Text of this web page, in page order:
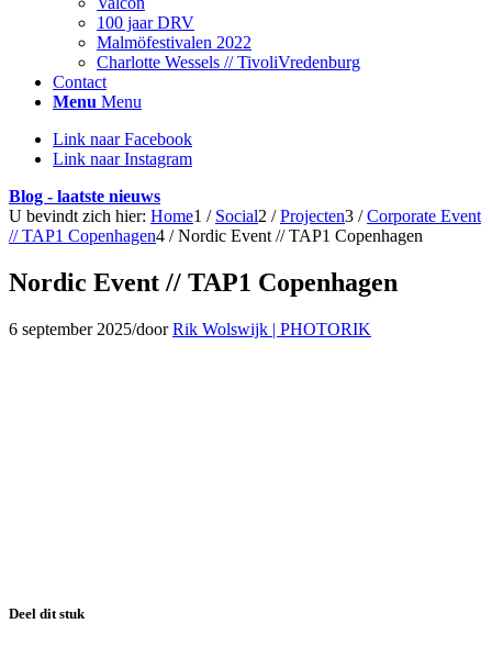
100 jaar DRV
Malmöfestivalen 2022
Charlotte Wessels // TivoliVredenburg
Contact
Menu Menu
Link naar Facebook
Link naar Instagram
Blog - laatste nieuws
U bevindt zich hier: Home1 / Social2 / Projecten3 / Corporate Event
// TAP1 Copenhagen4 / Nordic Event // TAP1 Copenhagen
Nordic Event // TAP1 Copenhagen
6 september 2025/doorRik Wolswijk | PHOTORIK
Deel dit stuk